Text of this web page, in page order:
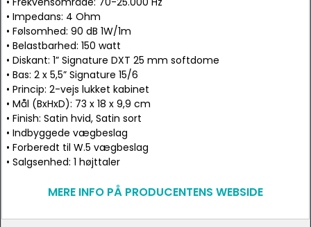
• Impedans: 4 Ohm
• Følsomhed: 90 dB 1W/1m
• Belastbarhed: 150 watt
• Diskant: 1” Signature DXT 25 mm softdome
• Bas: 2 x 5,5” Signature 15/6
• Princip: 2-vejs lukket kabinet
• Mål (BxHxD): 73 x 18 x 9,9 cm
• Finish: Satin hvid, Satin sort
• Indbyggede vægbeslag
• Forberedt til W.5 vægbeslag
• Salgsenhed: 1 højttaler
MERE INFO PÅ PRODUCENTENS WEBSIDE